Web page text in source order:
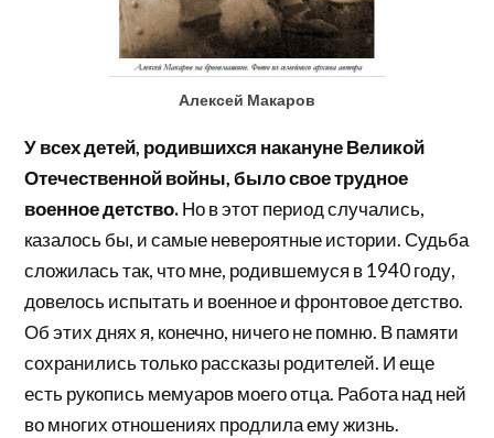
Алексей Макаров
У всех детей, родившихся накануне Великой
Отечественной войны, было свое трудное
военное детство.Но в этот период случались,
казалось бы, и самые невероятные истории. Судьба
сложилась так, что мне, родившемуся в 1940 году,
довелось испытать и военное и фронтовое детство.
Об этих днях я, конечно, ничего не помню. В памяти
сохранились только рассказы родителей. И еще
есть рукопись мемуаров моего отца. Работа над ней
во многих отношениях продлила ему жизнь.